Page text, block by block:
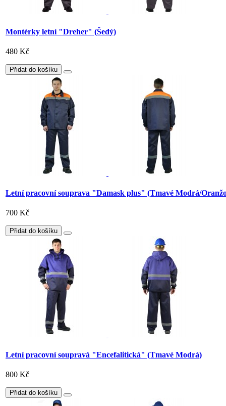
Montérky letní "Dreher" (Šedý)
480 Kč
Přidat do košíku
Letní pracovní souprava "Damask plus" (Tmavé Modrá/
700 Kč
Přidat do košíku
Letní pracovní soupravá "Encefalitická" (Tmavé Modrá)
800 Kč
Přidat do košíku